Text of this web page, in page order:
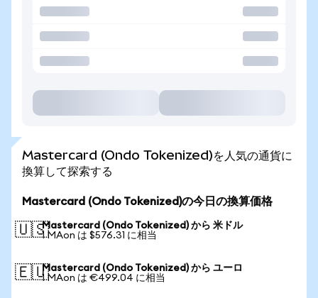
Mastercard (Ondo Tokenized)を人気の通貨に
換算して探索する
Mastercard (Ondo Tokenized)の今日の換算価格
🇺🇸Mastercard (Ondo Tokenized) から 米ドル
1 MAon は $576.31 に相当
🇪🇺Mastercard (Ondo Tokenized) から ユーロ
1 MAon は €499.04 に相当